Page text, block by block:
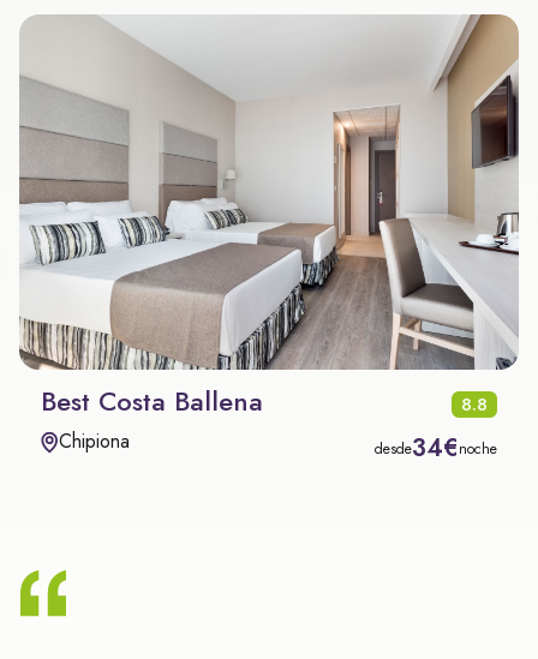
Best Costa Ballena 8.8
Chipiona desde34€noche